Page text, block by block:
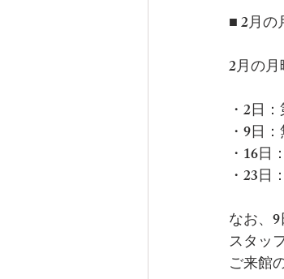
■ 2月
2月の
・2日
・9日
・16日
・23日
なお、
スタッ
ご来館